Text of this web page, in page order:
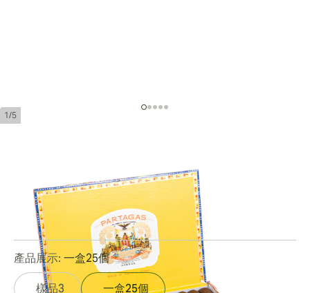
1/5
環規:46 長度:143 mm / 5.6 英寸
點評
產品展示: 一盒25個
樣品3 一盒25個